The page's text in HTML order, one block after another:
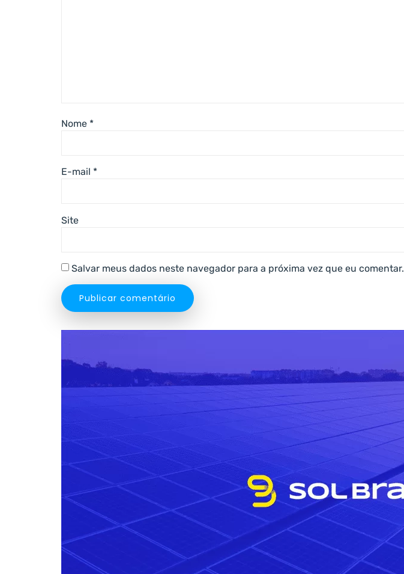
Nome *
E-mail *
Site
Salvar meus dados neste navegador para a próxima vez que eu comentar.